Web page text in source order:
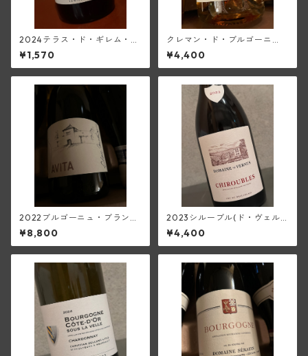
2024テラス・ド・ギレム・メ
ルロー<ペイ・ドック>(ムーラ
ン・ド・ガサック)
¥1,570
クレマン・ド・ブルゴーニ
ュ・ブリュット・ロゼ(シャト
ー・ド・ラ・ヴェル/ベルトラ
ン・ダルヴィオ)
¥4,400
2022ブルゴーニュ・ブラン・
トネール・アヴィタ(アラン・
マティアス)
¥8,800
2023シルーブル(ド・ヴェル
ニュス)
¥4,400